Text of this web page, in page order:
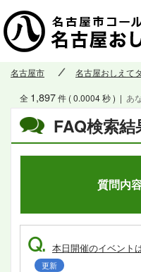
名古屋市 名古屋おしえて
FAQ検索結
全 1,897件 ( 0.0004 秒 ) | あ
質問内
Q. 本日開催のイベント
更新